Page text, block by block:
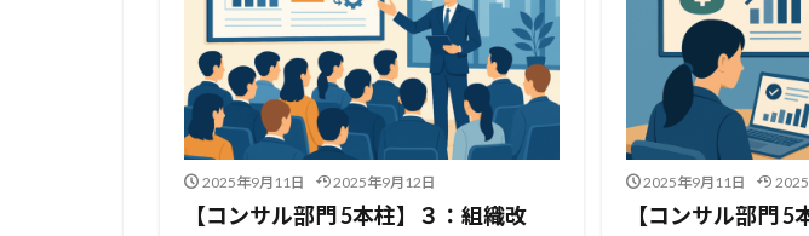
2025年9月11日 2025年9月12日
【コンサル部門 5本柱】３：組織改
2025年9月11日
【コンサル部門